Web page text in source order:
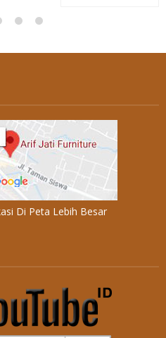
Di Peta Lebih Besar